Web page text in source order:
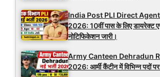
India Post PLI Direct
2026: 10वीं पास के लिए डायरेक्ट
नोटिफिकेशन जारी।
Army Canteen Dehradun
2026: आर्मी कैंटीन में विभिन्न पदों पर